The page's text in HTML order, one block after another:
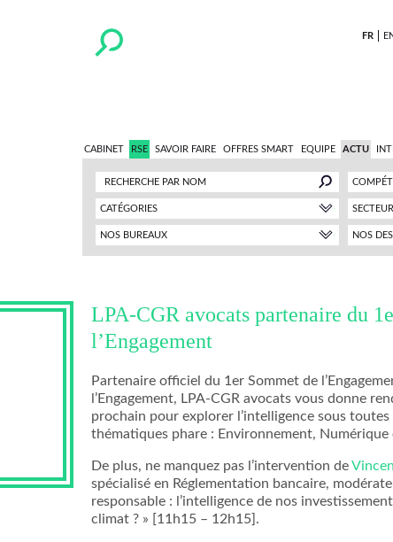
FR
CABINET RSE SAVOIR FAIRE OFFRES SMART EQUIPE ACTU
CATÉGORIES SECTEUR
NOS
NOS BUREAUX
LPA-CGR avocats partenaire du
l’Engagement
Partenaire officiel du 1er Sommet de
l’Engagement, LPA-CGR avocats vous donne
prochain pour explorer l’intelligence sous
thématiques phare : Environnement, Numérique
De plus, ne manquez pas l’intervention de
spécialisé en Réglementation bancaire,
responsable : l’intelligence de nos
climat ? » [11h15 – 12h15].